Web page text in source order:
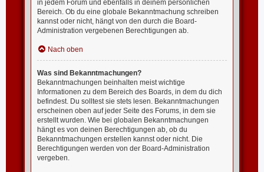
in jedem Forum und ebenfalls in deinem persönlichen
Bereich. Ob du eine globale Bekanntmachung schreiben
kannst oder nicht, hängt von den durch die Board-
Administration vergebenen Berechtigungen ab.
Nach oben
Was sind Bekanntmachungen?
Bekanntmachungen beinhalten meist wichtige
Informationen zu dem Bereich des Boards, in dem du dich
befindest. Du solltest sie stets lesen. Bekanntmachungen
erscheinen oben auf jeder Seite des Forums, in dem sie
erstellt wurden. Wie bei globalen Bekanntmachungen
hängt es von deinen Berechtigungen ab, ob du
Bekanntmachungen erstellen kannst oder nicht. Die
Berechtigungen werden von der Board-Administration
vergeben.